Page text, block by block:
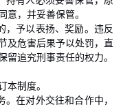
，并妥善保管。
予以表扬、奖励。违反
及危害后果予以处罚，直
追究刑事责任的权力。
制度。
在对外交往和合作中，